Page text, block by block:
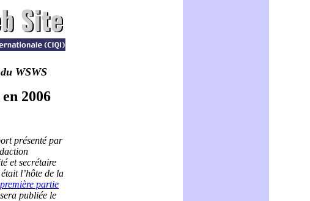
WSWS
2006
présenté par
et secrétaire
l’hôte de la
première partie
publiée le